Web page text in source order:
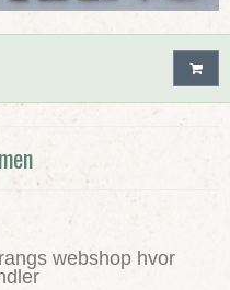
webshop hvor